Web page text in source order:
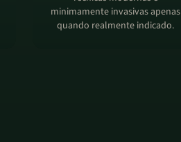
minimamente invasivas apenas
quando realmente indicado.